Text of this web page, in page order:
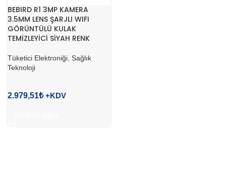
BEBIRD R1 3MP KAMERA
3.5MM LENS ŞARJLI WIFI
GÖRÜNTÜLÜ KULAK
TEMİZLEYİCİ SİYAH RENK
Tüketici Elektroniği, Sağlık
Teknoloji
2.979,51₺